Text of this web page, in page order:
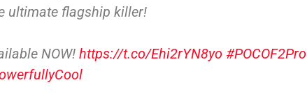
ultimate flagship killer!
NOW! https://t.co/Ehi2rYN8yo #POCOF2Pro